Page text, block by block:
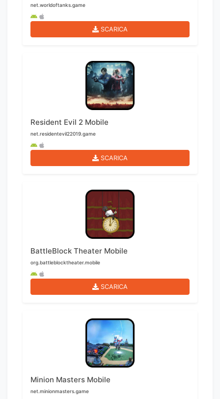
net.worldoftanks.game
SCARICA
Resident Evil 2 Mobile
net.residentevil22019.game
SCARICA
BattleBlock Theater Mobile
org.battleblocktheater.mobile
SCARICA
Minion Masters Mobile
net.minionmasters.game